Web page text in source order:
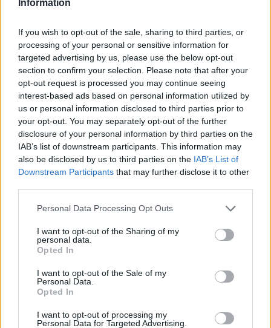
Information
If you wish to opt-out of the sale, sharing to third parties, or
processing of your personal or sensitive information for
targeted advertising by us, please use the below opt-out
section to confirm your selection. Please note that after your
opt-out request is processed you may continue seeing
interest-based ads based on personal information utilized by
us or personal information disclosed to third parties prior to
your opt-out. You may separately opt-out of the further
disclosure of your personal information by third parties on the
IAB’s list of downstream participants. This information may
also be disclosed by us to third parties on the IAB’s List of
Downstream Participants that may further disclose it to other
Please note that this website/app uses one or more Google
not limited to your visit or usage behaviour. You may click to
grant or deny consent to Google and its third-party tags to
use your data for below specified purposes in below Google
consent section.
Personal Data Processing Opt Outs
I want to opt-out of the Sharing of my
personal data.
Opted In
I want to opt-out of the Sale of my
Personal Data.
Opted In
I want to opt-out of processing my
Personal Data for Targeted Advertising.